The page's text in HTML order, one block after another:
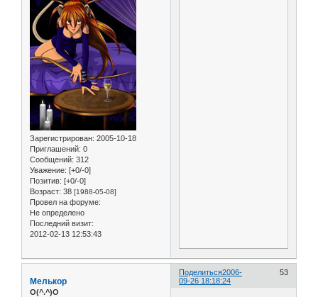
Зарегистрирован: 2005-10-18
Приглашений: 0
Сообщений: 312
Уважение: [+0/-0]
Позитив: [+0/-0]
Возраст: 38 [1988-05-08]
Провел на форуме:
Не определено
Последний визит:
2012-02-13 12:53:43
Поделиться 53
2006-
09-26 18:18:24
Мелькор
O(^.^)O